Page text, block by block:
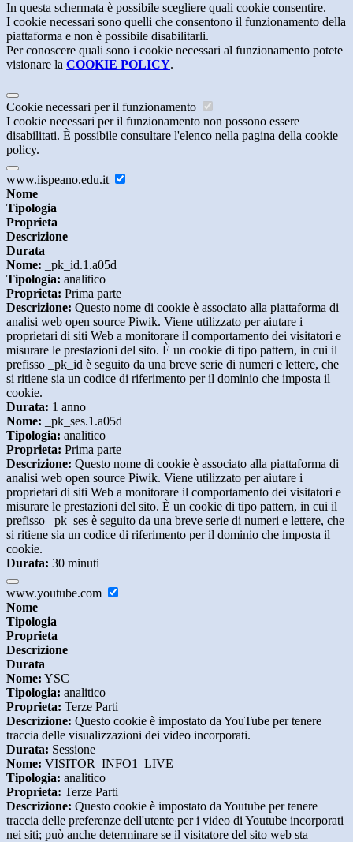
In questa schermata è possibile scegliere quali cookie consentire.
I cookie necessari sono quelli che consentono il funzionamento della
piattaforma e non è possibile disabilitarli.
Per conoscere quali sono i cookie necessari al funzionamento potete
visionare la COOKIE POLICY.
Cookie necessari per il funzionamento
I cookie necessari per il funzionamento non possono essere
disabilitati. È possibile consultare l'elenco nella pagina della cookie
policy.
www.iispeano.edu.it
Nome
Tipologia
Proprieta
Descrizione
Durata
Nome: _pk_id.1.a05d
Tipologia: analitico
Proprieta: Prima parte
Descrizione: Questo nome di cookie è associato alla piattaforma di
analisi web open source Piwik. Viene utilizzato per aiutare i
proprietari di siti Web a monitorare il comportamento dei visitatori e
misurare le prestazioni del sito. È un cookie di tipo pattern, in cui il
prefisso _pk_id è seguito da una breve serie di numeri e lettere, che
si ritiene sia un codice di riferimento per il dominio che imposta il
cookie.
Durata: 1 anno
Nome: _pk_ses.1.a05d
Tipologia: analitico
Proprieta: Prima parte
Descrizione: Questo nome di cookie è associato alla piattaforma di
analisi web open source Piwik. Viene utilizzato per aiutare i
proprietari di siti Web a monitorare il comportamento dei visitatori e
misurare le prestazioni del sito. È un cookie di tipo pattern, in cui il
prefisso _pk_ses è seguito da una breve serie di numeri e lettere, che
si ritiene sia un codice di riferimento per il dominio che imposta il
cookie.
Durata: 30 minuti
www.youtube.com
Nome
Tipologia
Proprieta
Descrizione
Durata
Nome: YSC
Tipologia: analitico
Proprieta: Terze Parti
Descrizione: Questo cookie è impostato da YouTube per tenere
traccia delle visualizzazioni dei video incorporati.
Durata: Sessione
Nome: VISITOR_INFO1_LIVE
Tipologia: analitico
Proprieta: Terze Parti
Descrizione: Questo cookie è impostato da Youtube per tenere
traccia delle preferenze dell'utente per i video di Youtube incorporati
nei siti; può anche determinare se il visitatore del sito web sta